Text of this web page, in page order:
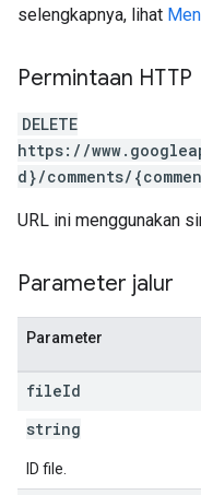
selengkapnya, lihat
Permintaan HTTP
DELETE
https://
d}/comments/
URL ini menggunakan
Parameter jalur
Parameter
fileId
string
ID file.